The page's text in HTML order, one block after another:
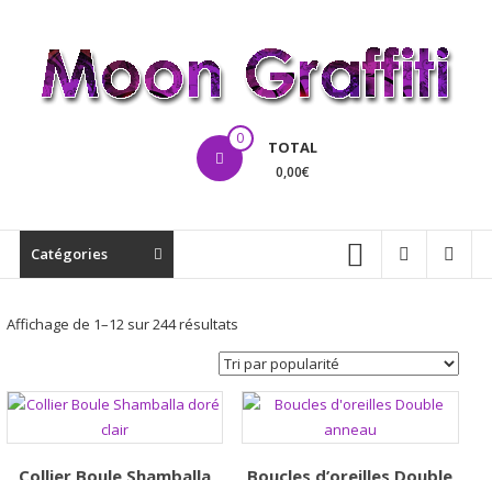
contenu
MoonGraffiti 0 TOTAL
0,00€
Catégories
Affichage de 1–12 sur 244 résultatsTrié
par
popularité
Collier Boule Shamballa
Boucles d’oreilles Double